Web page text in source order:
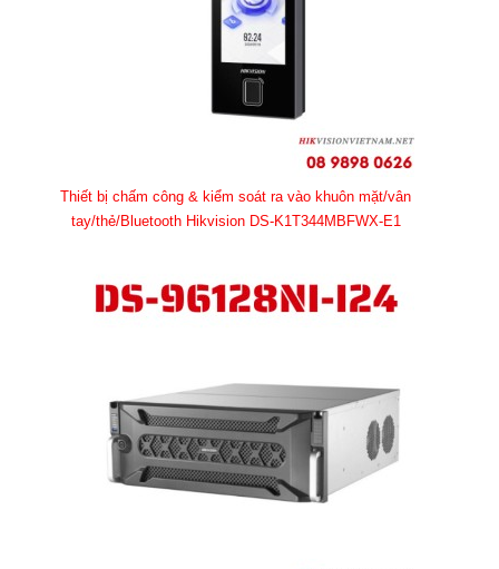
Thiết bị chấm công & kiểm soát ra vào khuôn mặt/vân
tay/thẻ/Bluetooth Hikvision DS-K1T344MBFWX-E1